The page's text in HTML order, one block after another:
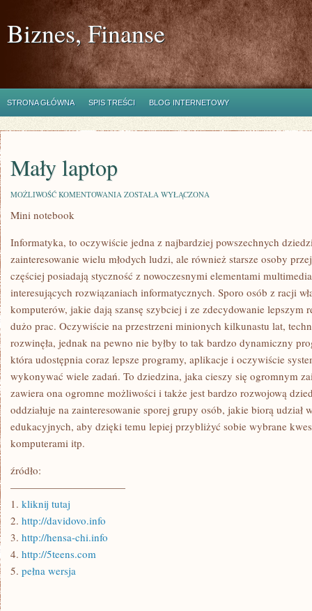
Biznes, Finanse
STRONA GŁÓWNA SPIS TREŚCI BLOG INTERNETOWY
Mały laptop
MOŻLIWOŚĆ KOMENTOWANIA MAŁY
ZOSTAŁA WYŁĄCZONA
Mini notebook
Informatyka, to oczywiście jedna z najbardziej powszechnych
zainteresowanie wielu młodych ludzi, ale również starsze osoby
częściej posiadają styczność z nowoczesnymi elementami
interesujących rozwiązaniach informatycznych. Sporo osób z racji
komputerów, jakie dają szansę szybciej i ze zdecydowanie lepszym
dużo prac. Oczywiście na przestrzeni minionych kilkunastu lat,
rozwinęła, jednak na pewno nie byłby to tak bardzo dynamiczny
która udostępnia coraz lepsze programy, aplikacje i oczywiście
wykonywać wiele zadań. To dziedzina, jaka cieszy się ogromnym
zawiera ona ogromne możliwości i także jest bardzo rozwojową
oddziałuje na zainteresowanie sporej grupy osób, jakie biorą udział
edukacyjnych, aby dzięki temu lepiej przybliżyć sobie wybrane
komputerami itp.
źródło:
———————————
1. kliknij tutaj
2. http://davidovo.info
3. http://hensa-chi.info
4. http://5teens.com
5. pełna wersja